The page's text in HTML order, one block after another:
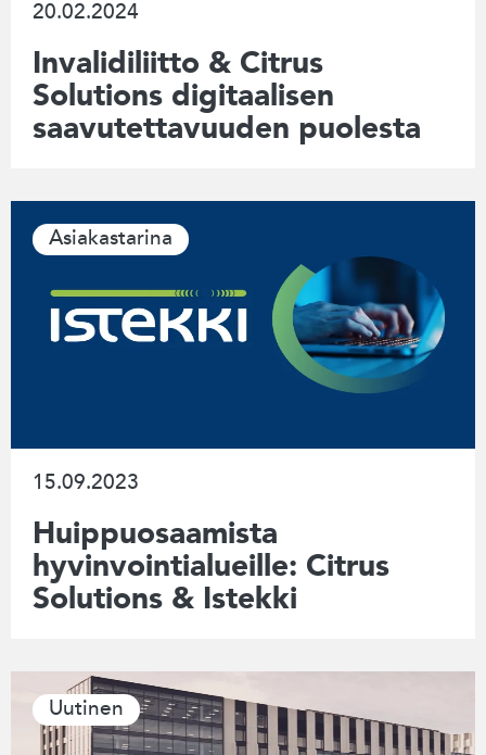
20.02.2024
Invalidiliitto & Citrus
Solutions digitaalisen
saavutettavuuden puolesta
Asiakastarina
15.09.2023
Huippuosaamista
hyvinvointialueille: Citrus
Solutions & Istekki
Uutinen